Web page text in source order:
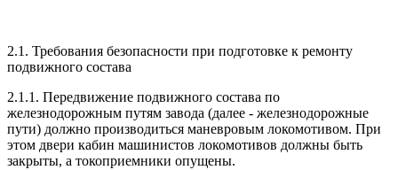
2.1. Требования безопасности при подготовке к ремонту
подвижного состава
2.1.1. Передвижение подвижного состава по
железнодорожным путям завода (далее - железнодорожные
пути) должно производиться маневровым локомотивом. При
этом двери кабин машинистов локомотивов должны быть
закрыты, а токоприемники опущены.